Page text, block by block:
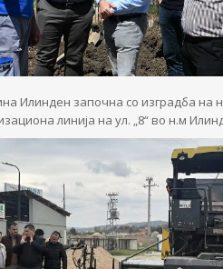
Илинден започна со изградба на
линија на ул. „8“ во н.м